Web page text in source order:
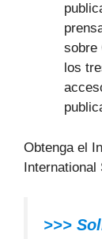
sobre
los
Obtenga el
International
>>>